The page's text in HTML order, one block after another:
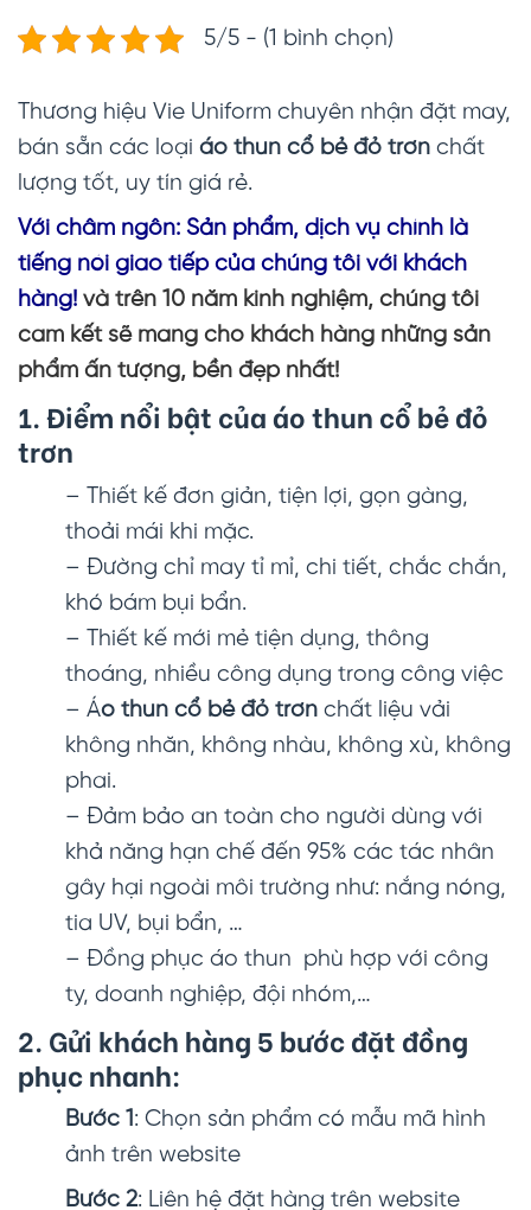
5/5 - (1 bình chọn)
Thương hiệu Vie Uniform chuyên nhận đặt may,
bán sẵn các loại áo thun cổ bẻ đỏ trơn chất
lượng tốt, uy tín giá rẻ.
Với châm ngôn: Sản phẩm, dịch vụ chính là
tiếng nói giao tiếp của chúng tôi với khách
hàng! và trên 10 năm kinh nghiệm, chúng tôi
cam kết sẽ mang cho khách hàng những sản
phẩm ấn tượng, bền đẹp nhất!
1. Điểm nổi bật củaáo thun cổ bẻ đỏ
trơn
– Thiết kế đơn giản, tiện lợi, gọn gàng,
thoải mái khi mặc.
– Đường chỉ may tỉ mỉ, chi tiết, chắc chắn,
khó bám bụi bẩn.
– Thiết kế mới mẻ tiện dụng, thông
thoáng, nhiều công dụng trong công việc
– Áo thun cổ bẻ đỏ trơn chất liệu vải
không nhăn, không nhàu, không xù, không
phai.
– Đảm bảo an toàn cho người dùng với
khả năng hạn chế đến 95% các tác nhân
gây hại ngoài môi trường như: nắng nóng,
tia UV, bụi bẩn, …
– Đồng phục áo thun phù hợp với công
ty, doanh nghiệp, đội nhóm,…
2. Gửi khách hàng 5 bước đặt đồng
phục nhanh:
Bước 1: Chọn sản phẩm có mẫu mã hình
ảnh trên website
Bước 2: Liên hệ đặt hàng trên website